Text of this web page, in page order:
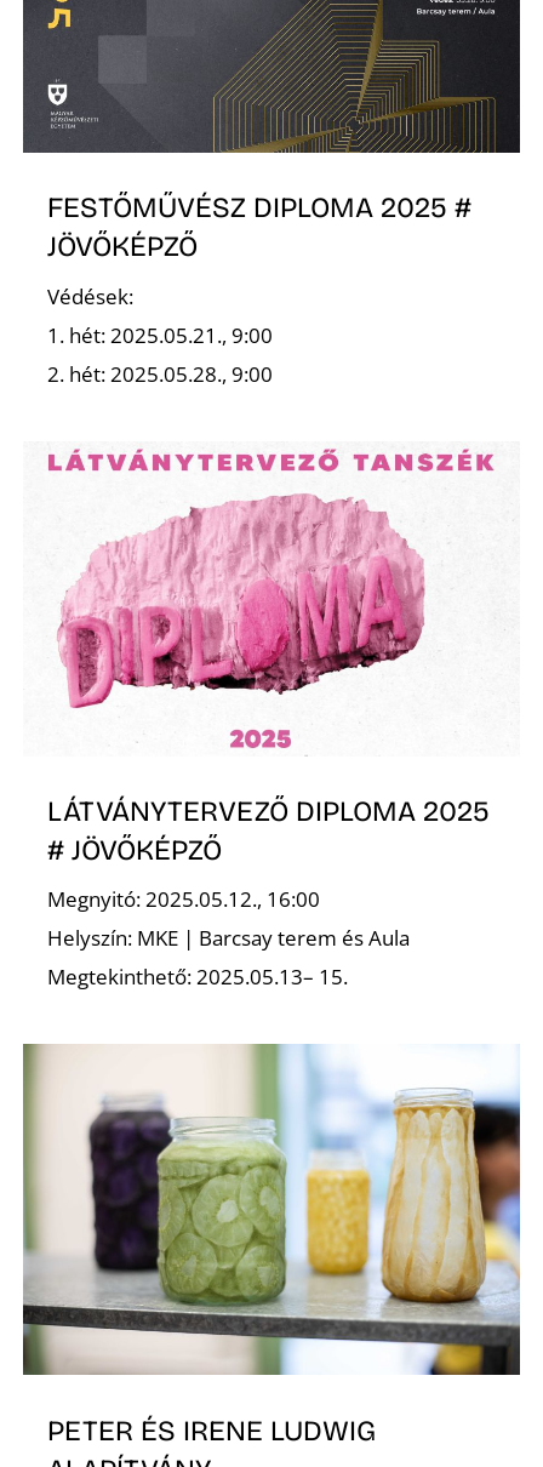
FESTŐMŰVÉSZ DIPLOMA 2025 #
JÖVŐKÉPZŐ
Védések:
1. hét: 2025.05.21., 9:00
2. hét: 2025.05.28., 9:00
LÁTVÁNYTERVEZŐ DIPLOMA 2025
# JÖVŐKÉPZŐ
Megnyitó: 2025.05.12., 16:00
Helyszín: MKE | Barcsay terem és Aula
Megtekinthető: 2025.05.13– 15.
PETER ÉS IRENE LUDWIG